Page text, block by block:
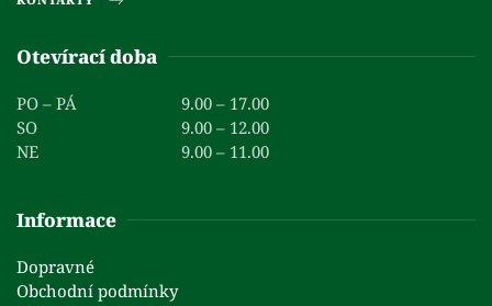
Otevírací doba
PO – PÁ
9.00 – 17.00
SO
9.00 – 12.00
NE
9.00 – 11.00
Informace
Dopravné
Obchodní podmínky